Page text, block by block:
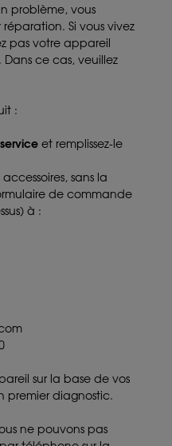
problème, vous
Si vous vivez
pas votre appareil
ce cas, veuillez
:
et remplissez-le
sans la
de commande
à :
sur la base de vos
premier diagnostic.
ne pouvons pas